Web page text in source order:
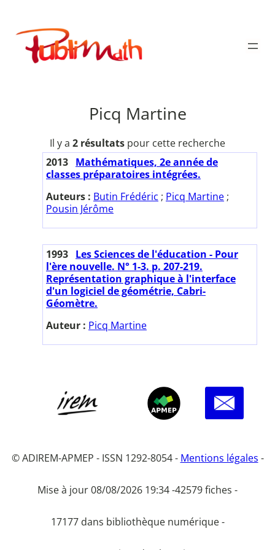
contenu
Publimath
Picq Martine
Il y a 2 résultats pour cette recherche
2013 Mathématiques, 2e année de
classes préparatoires intégrées.
Auteurs : Butin Frédéric ; Picq Martine ;
Pousin Jérôme
1993 Les Sciences de l'éducation - Pour
l'ère nouvelle. N° 1-3. p. 207-219.
Représentation graphique à l'interface
d'un logiciel de géométrie, Cabri-
Géomètre.
Auteur : Picq Martine
© ADIREM-APMEP - ISSN 1292-8054 - Mentions légales -
Mise à jour 08/08/2026 19:34 -42579 fiches -
17177 dans bibliothèque numérique -